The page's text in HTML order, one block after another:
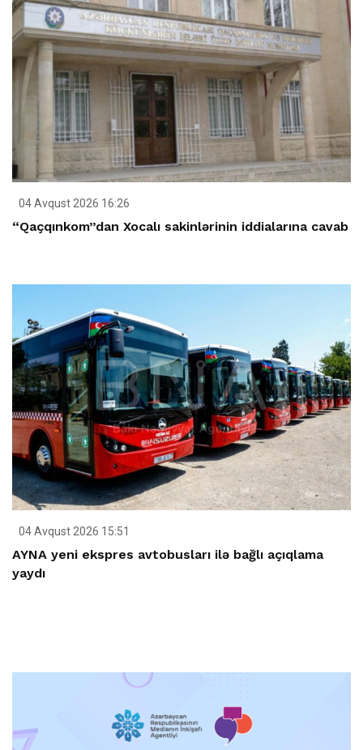
04 Avqust 2026 16:26
“Qaçqınkom”dan Xocalı sakinlərinin iddialarına cavab
04 Avqust 2026 15:51
AYNA yeni ekspres avtobusları ilə bağlı açıqlama
yaydı